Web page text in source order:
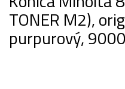
TONER M2),
purpurový,